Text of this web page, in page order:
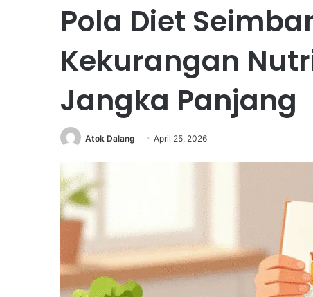
Pola Diet
Kekurangan
Jangka Panjang
Atok Dalang April 25, 2026